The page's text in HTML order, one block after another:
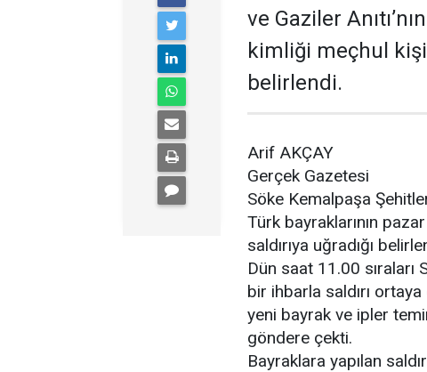
ve Gaziler
kimliği meçhul kişi
belirlendi.
Arif AKÇAY
Gerçek Gazetesi
Söke Kemalpaşa Şehitler
Türk bayraklarının
saldırıya uğradığı
Dün saat 11.00 sıraları
bir ihbarla saldırı
yeni bayrak ve ipler
göndere çekti.
Bayraklara yapılan